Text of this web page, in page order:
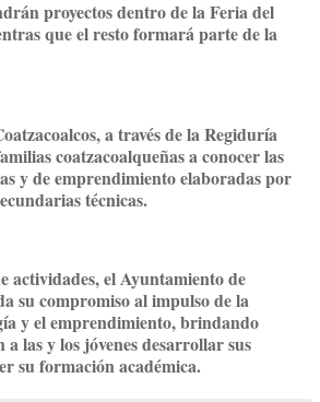
proyectos dentro de la Feria del
que el resto formará parte de la
a través de la Regiduría
coatzacoalqueñas a conocer las
y de emprendimiento elaboradas por
técnicas.
actividades, el Ayuntamiento de
su compromiso al impulso de la
y el emprendimiento, brindando
a las y los jóvenes desarrollar sus
su formación académica.